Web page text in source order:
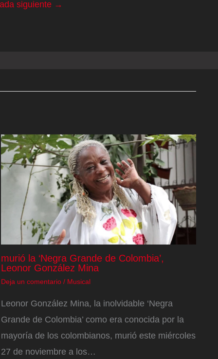
siguiente →
murió la ‘Negra Grande de Colombia’,
Leonor González Mina
Deja un comentario / Musical
Leonor González Mina, la inolvidable ‘Negra
Grande de Colombia’ como era conocida por la
mayoría de los colombianos, murió este miércoles
27 de noviembre a los…